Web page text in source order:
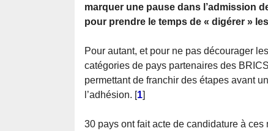
marquer une pause dans l’admission
pour prendre le temps de « digérer »
Pour autant, et pour ne pas décourager
catégories de pays partenaires des
permettant de franchir des étapes avant
l’adhésion. [1]
30 pays ont fait acte de candidature à